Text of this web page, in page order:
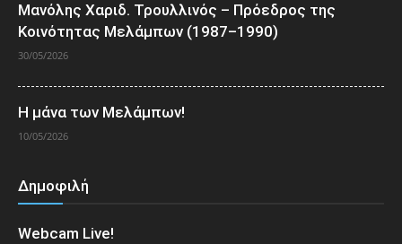
Μανόλης Χαριδ. Τρουλλινός – Πρόεδρος της
Κοινότητας Μελάμπων (1987–1990)
30/05/2026
Η μάνα των Μελάμπων!
10/05/2026
Δημοφιλή
Webcam Live!